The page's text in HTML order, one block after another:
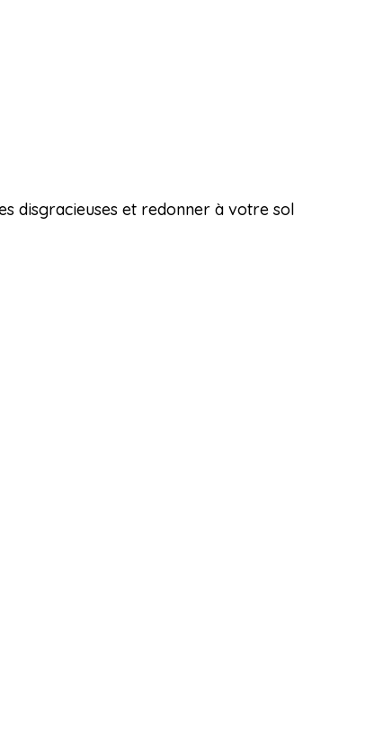
disgracieuses et redonner à votre sol